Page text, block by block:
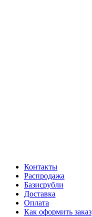
Контакты
Распродажа
Базисрубли
Доставка
Оплата
Как оформить заказ